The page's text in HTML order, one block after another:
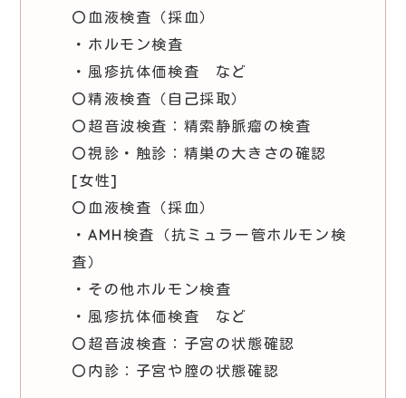
〇血液検査（採血）
・ホルモン検査
・風疹抗体価検査 など
〇精液検査（自己採取）
〇超音波検査：精索静脈瘤の検査
〇視診・触診：精巣の大きさの確認
[女性]
〇血液検査（採血）
・AMH検査（抗ミュラー管ホルモン検
査）
・その他ホルモン検査
・風疹抗体価検査 など
〇超音波検査：子宮の状態確認
〇内診：子宮や膣の状態確認